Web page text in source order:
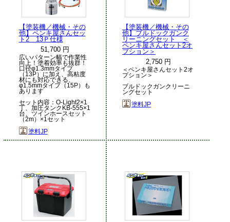
【塗装機／機械・その
他】ペンキ屋さんセッ
ト2 13Ｐ仕様
51,700 円
広いパターン幅で作業性
向上！塗着効率も抜群！
口径φ1.3mmタイプ
（13P）に加え、高粘度
材にも対応できる、
φ1.5mmタイプ（15P）も
あります
セット内容：O-Light2×1
丁、加圧タンクKB-555×1
台、ツインホースセット
（2m）×1セット
塗料JP
【塗装機／機械・その
他】ブルドックガンク
リーニングセット ＜
ペンキ屋さんセット2オ
プション＞
2,750 円
＜ペンキ屋さんセット2オ
プション＞
ブルドックガンクリーニ
ングセット
塗料JP